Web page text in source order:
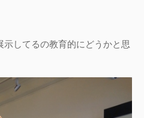
してるの教育的にどうかと思